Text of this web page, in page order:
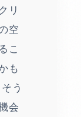
リ
空
こ
も
う
会